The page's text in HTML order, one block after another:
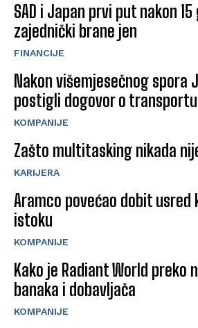
SAD i Japan prvi put nakon
zajednički brane jen
FINANCIJE
Nakon višemjesečnog spora
postigli dogovor o
KOMPANIJE
Zašto multitasking nikada
KARIJERA
Aramco povećao dobit usred
istoku
KOMPANIJE
Kako je Radiant World preko
banaka i dobavljača
KOMPANIJE